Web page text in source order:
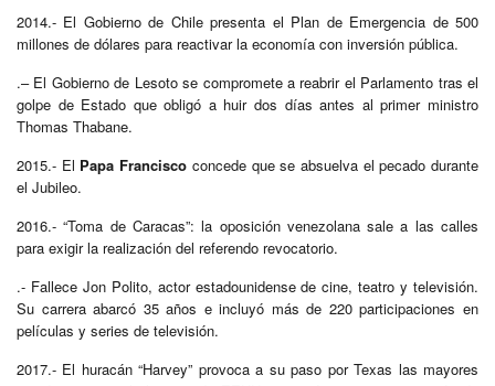
2014.- El Gobierno de Chile presenta el Plan de Emergencia de 500
millones de dólares para reactivar la economía con inversión pública.
.– El Gobierno de Lesoto se compromete a reabrir el Parlamento tras el
golpe de Estado que obligó a huir dos días antes al primer ministro
Thomas Thabane.
2015.- El Papa Francisco concede que se absuelva el pecado durante
el Jubileo.
2016.- “Toma de Caracas”: la oposición venezolana sale a las calles
para exigir la realización del referendo revocatorio.
.- Fallece Jon Polito, actor estadounidense de cine, teatro y televisión.
Su carrera abarcó 35 años e incluyó más de 220 participaciones en
películas y series de televisión.
2017.- El huracán “Harvey” provoca a su paso por Texas las mayores